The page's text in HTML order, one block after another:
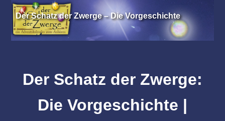
Der Schatz der Zwerge – Die Vorgeschichte
Der Schatz der Zwerge:
Die Vorgeschichte |